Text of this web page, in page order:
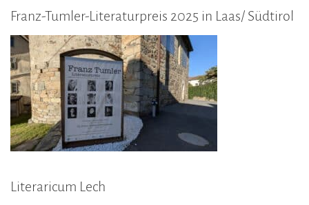
Franz-Tumler-Literaturpreis 2025 in Laas/ Südtirol
Literaricum Lech